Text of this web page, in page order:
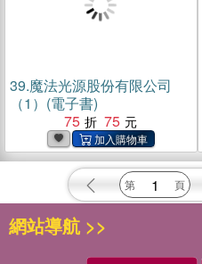
39.魔法光源股份有限公司
（1）(電子書)
75
75
網站導航 >>